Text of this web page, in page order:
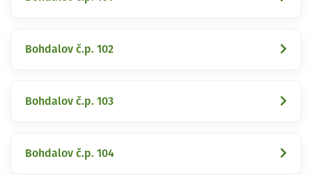
Bohdalov č.p. 102
Bohdalov č.p. 103
Bohdalov č.p. 104